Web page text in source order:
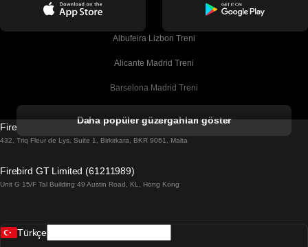
Albufeira Lizbon Treni
Alicante Madrid Treni
Barselona Madrid Treni
Barselona Sevilla Treni
Belfast Dublin Treni
Daha popüler güzergahları göster
Firebird GT Limited (OC 1451)
432, Triq Fleur de Lys, Suite 1, Birkirkara, BKR 9061, Malta
Firebird GT Limited (61211989)
Unit G 15/F Tal Building 49 Austin Road, KL, Hong Kong
Türkçe